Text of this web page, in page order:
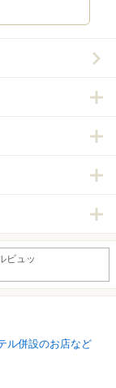
ビュッ
ル併設のお店など